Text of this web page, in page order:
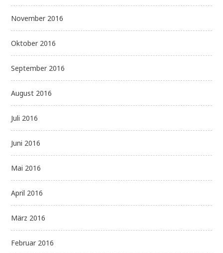
November 2016
Oktober 2016
September 2016
August 2016
Juli 2016
Juni 2016
Mai 2016
April 2016
März 2016
Februar 2016